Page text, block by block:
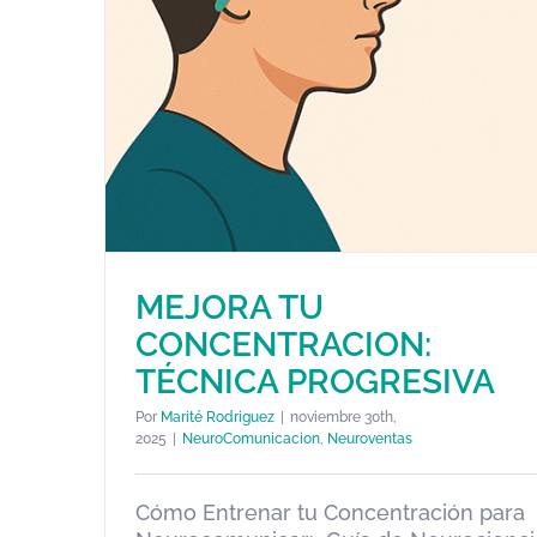
TÉCNICA PROGRESIVA
MEJORA TU
CONCENTRACION:
TÉCNICA PROGRESIVA
Por Marité Rodriguez
noviembre 30th,
2025
NeuroComunicacion, Neuroventas
Cómo Entrenar tu Concentración para